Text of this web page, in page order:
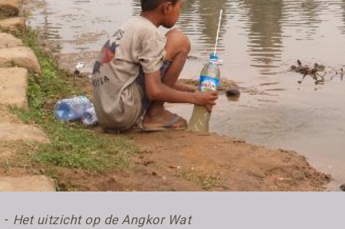
- Het uitzicht op de Angkor Wat